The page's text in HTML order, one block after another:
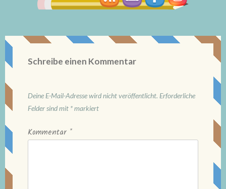
Schreibe einen Kommentar
Deine E-Mail-Adresse wird nicht veröffentlicht. Erforderliche
Felder sind mit *markiert
Kommentar *